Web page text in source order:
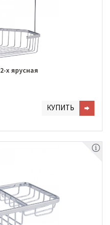
х ярусная
КУПИТЬ